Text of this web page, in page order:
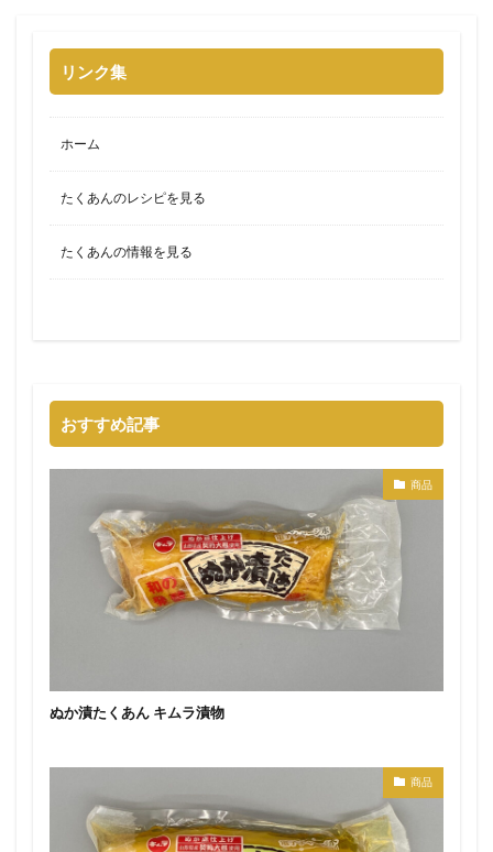
リンク集
ホーム
たくあんのレシピを見る
たくあんの情報を見る
おすすめ記事
商品
ぬか漬たくあん キムラ漬物
商品